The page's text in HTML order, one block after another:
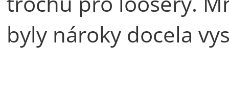
byly nároky docela